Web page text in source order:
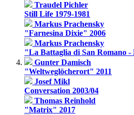
Traudel Pichler
Still Life 1979-1981
Markus Prachensky
"Farnesina Dixie" 2006
Markus Prachensky
"La Battaglia di San Romano
Gunter Damisch
"Weltweglöcherort" 2011
Josef Mikl
Conversation 2003/04
Thomas Reinhold
"Matrix" 2017